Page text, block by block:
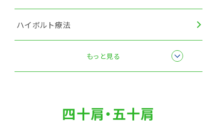
ハイボルト療法
もっと見る
四十肩・五十肩